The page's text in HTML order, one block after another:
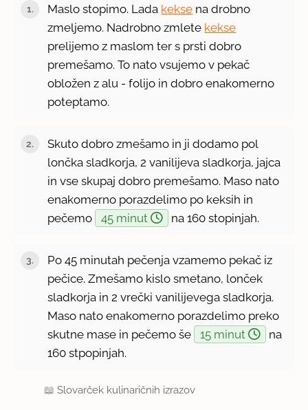
Maslo stopimo. Lada kekse na drobno
zmeljemo. Nadrobno zmlete kekse
prelijemo z maslom ter s prsti dobro
premešamo. To nato vsujemo v pekač
obložen z alu - folijo in dobro enakomerno
poteptamo.
Skuto dobro zmešamo in ji dodamo pol
lončka sladkorja, 2 vanilijeva sladkorja, jajca
in vse skupaj dobro premešamo. Maso nato
enakomerno porazdelimo po keksih in
pečemo
45 minut na 160 stopinjah.
Po 45 minutah pečenja vzamemo pekač iz
pečice. Zmešamo kislo smetano, lonček
sladkorja in 2 vrečki vanilijevega sladkorja.
Maso nato enakomerno porazdelimo preko
skutne mase in pečemo še
15 minut
na
160 stpopinjah.
📖Slovarček kulinaričnih izrazov